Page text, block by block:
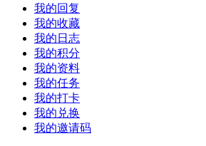
我的回复
我的收藏
我的日志
我的积分
我的资料
我的任务
我的打卡
我的兑换
我的邀请码